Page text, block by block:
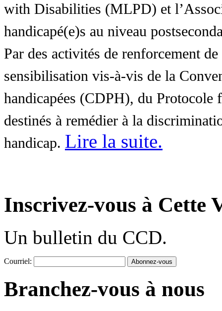
with Disabilities (MLPD) et
handicapé(e)s au niveau
Par des activités de renforcement
sensibilisation vis-à-vis de la
handicapées (CDPH), du Protocole
destinés à remédier à la
handicap. Lire la suite.
Inscrivez-vous à Cette
Un bulletin du CCD.
Courriel:
Branchez-vous à nous